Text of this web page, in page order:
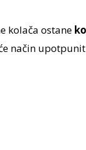
kolača ostane
način